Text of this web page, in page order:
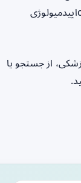
اپیدمیولوژی
از جستجو یا